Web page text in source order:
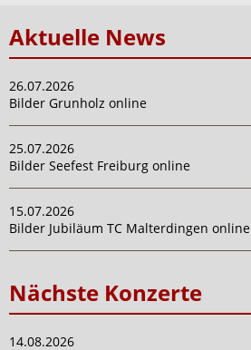
Aktuelle News
26.07.2026
Bilder Grunholz online
25.07.2026
Bilder Seefest Freiburg online
15.07.2026
Bilder Jubiläum TC Malterdingen online
Nächste Konzerte
14.08.2026